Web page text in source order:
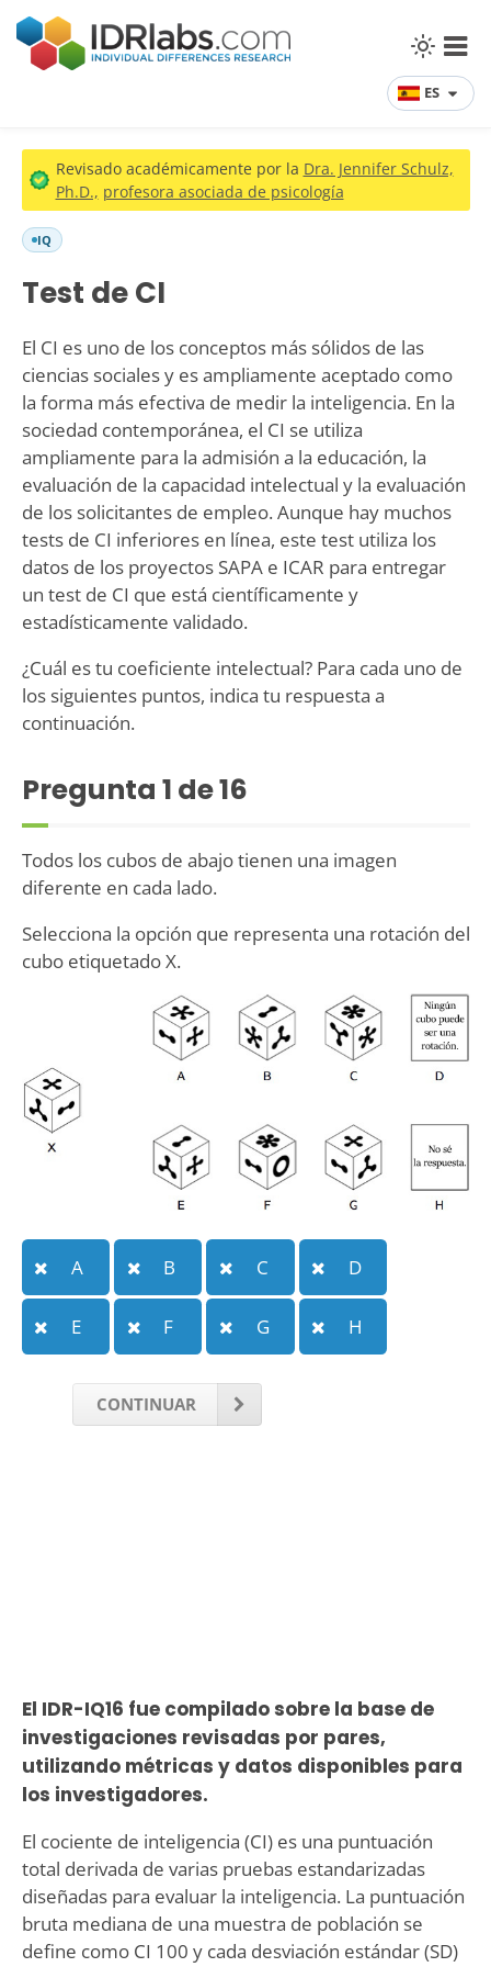
ES
Revisado académicamente por la Dra. Jennifer Schulz,
Ph.D., profesora asociada de psicología
IQ
Test de CI
El CI es uno de los conceptos más sólidos de las
ciencias sociales y es ampliamente aceptado como
la forma más efectiva de medir la inteligencia. En la
sociedad contemporánea, el CI se utiliza
ampliamente para la admisión a la educación, la
evaluación de la capacidad intelectual y la evaluación
de los solicitantes de empleo. Aunque hay muchos
tests de CI inferiores en línea, este test utiliza los
datos de los proyectos SAPA e ICAR para entregar
un test de CI que está científicamente y
estadísticamente validado.
¿Cuál es tu coeficiente intelectual? Para cada uno de
los siguientes puntos, indica tu respuesta a
continuación.
Pregunta 1 de 16
Todos los cubos de abajo tienen una imagen
diferente en cada lado.
Selecciona la opción que representa una rotación del
cubo etiquetado X.
A B C D
E F G H
CONTINUAR
El IDR-IQ16 fue compilado sobre la base de
investigaciones revisadas por pares,
utilizando métricas y datos disponibles para
los investigadores.
El cociente de inteligencia (CI) es una puntuación
total derivada de varias pruebas estandarizadas
diseñadas para evaluar la inteligencia. La puntuación
bruta mediana de una muestra de población se
define como CI 100 y cada desviación estándar (SD)